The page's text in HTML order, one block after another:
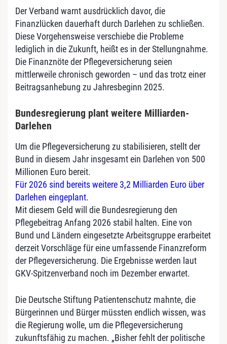
Der Verband warnt ausdrücklich davor, die
Finanzlücken dauerhaft durch Darlehen zu schließen.
Diese Vorgehensweise verschiebe die Probleme
lediglich in die Zukunft, heißt es in der Stellungnahme.
Die Finanznöte der Pflegeversicherung seien
mittlerweile chronisch geworden – und das trotz einer
Beitragsanhebung zu Jahresbeginn 2025.
Bundesregierung plant weitere Milliarden-
Darlehen
Um die Pflegeversicherung zu stabilisieren, stellt der
Bund in diesem Jahr insgesamt ein Darlehen von 500
Millionen Euro bereit.
Für 2026 sind bereits weitere 3,2 Milliarden Euro über
Darlehen eingeplant.
Mit diesem Geld will die Bundesregierung den
Pflegebeitrag Anfang 2026 stabil halten. Eine von
Bund und Ländern eingesetzte Arbeitsgruppe erarbeitet
derzeit Vorschläge für eine umfassende Finanzreform
der Pflegeversicherung. Die Ergebnisse werden laut
GKV-Spitzenverband noch im Dezember erwartet.
Die Deutsche Stiftung Patientenschutz mahnte, die
Bürgerinnen und Bürger müssten endlich wissen, was
die Regierung wolle, um die Pflegeversicherung
zukunftsfähig zu machen. „Bisher fehlt der politische